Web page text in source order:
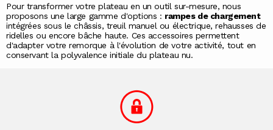
Pour transformer votre plateau en un outil sur-mesure, nous
proposons une large gamme d'options : rampes de chargement
intégrées sous le châssis, treuil manuel ou électrique, rehausses de
ridelles ou encore bâche haute. Ces accessoires permettent
d'adapter votre remorque à l'évolution de votre activité, tout en
conservant la polyvalence initiale du plateau nu.